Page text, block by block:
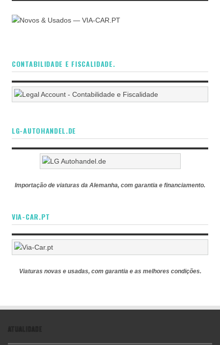
CONTABILIDADE E FISCALIDADE.
LG-AUTOHANDEL.DE
Importação de viaturas da Alemanha, com garantia e financiamento.
VIA-CAR.PT
Viaturas novas e usadas, com garantia e as melhores condições.
ATUALIDADE